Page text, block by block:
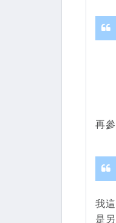
再
我
是